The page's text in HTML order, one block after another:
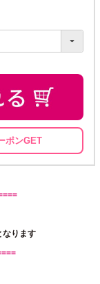
ポンGET
なります